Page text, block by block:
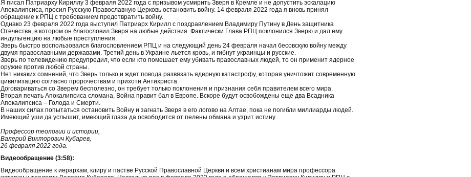
Я писал Патриарху Кириллу 3 февраля 2022 года с призывом усмирить Зверя в Кремле и не допустить эскалацию
Апокалипсиса, просил Русскую Православную Церковь остановить войну. 14 февраля 2022 года я вновь принял
обращение к РПЦ с требованием предотвратить войну.
Однако 23 февраля 2022 года выступил Патриарх Кирилл с поздравлением Владимиру Путину в День защитника
Отечества, в котором он благословил Зверя на любые действия. Фактически Глава РПЦ поклонился Зверю и дал ему
индульгенцию на любые преступления.
Зверь быстро воспользовался благословлением РПЦ и на следующий день 24 февраля начал бесовскую войну между
двумя православными державами. Третий день в Украине льется кровь, и гибнут украинцы и русские.
Зверь по телевидению предупредил, что если кто помешает ему убивать православных людей, то он применит ядерное
оружие против любой страны.
Нет никаких сомнений, что Зверь только и ждет повода развязать ядерную катастрофу, которая уничтожит современную
цивилизацию согласно пророчествам и прихоти Антихриста.
Договариваться со Зверем бесполезно, он требует только поклонения и признания себя правителем всего мира.
Вторая печать Апокалипсиса сломана, Война правит бал в Европе. Вскоре будут освобождены еще два Всадника
Апокалипсиса – Голода и Смерти.
В наших силах попытаться остановить Войну и загнать Зверя в его логово на Алтае, пока не погибли миллиарды людей.
Имеющий уши да услышит, имеющий глаза да освободится от пелены обмана и узрит истину.
Профессор теологии и истории,
Валерий Викторович Кубарев,
26 февраля 2022 года.
Видеообращение (3:58):
Видеообращение к иерархам, клиру и пастве Русской Православной Церкви и всем христианам мира профессора